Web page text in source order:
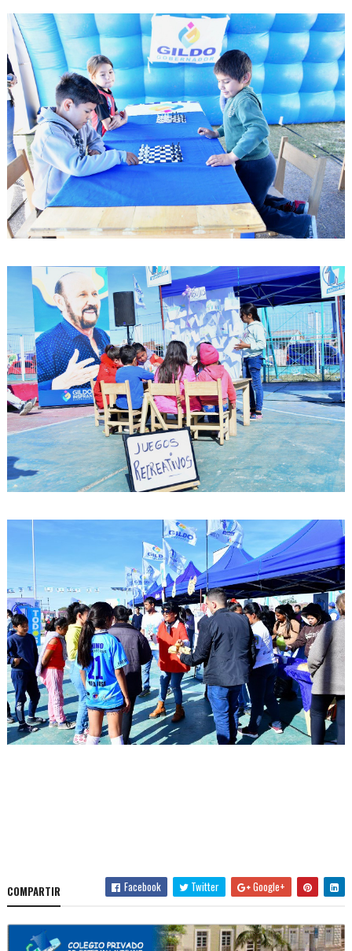
COMPARTIR Facebook Twitter Google+